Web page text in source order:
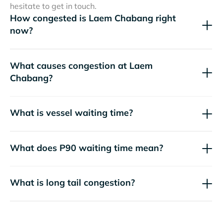
hesitate to get in touch.
How congested is Laem Chabang right
now?
What causes congestion at Laem
Chabang?
What is vessel waiting time?
What does P90 waiting time mean?
What is long tail congestion?